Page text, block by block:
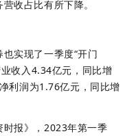
收占比有所下降。
实现了一季度“开门
收入4.34亿元，同比增
利润为1.76亿元，同比增
时报》，2023年第一季